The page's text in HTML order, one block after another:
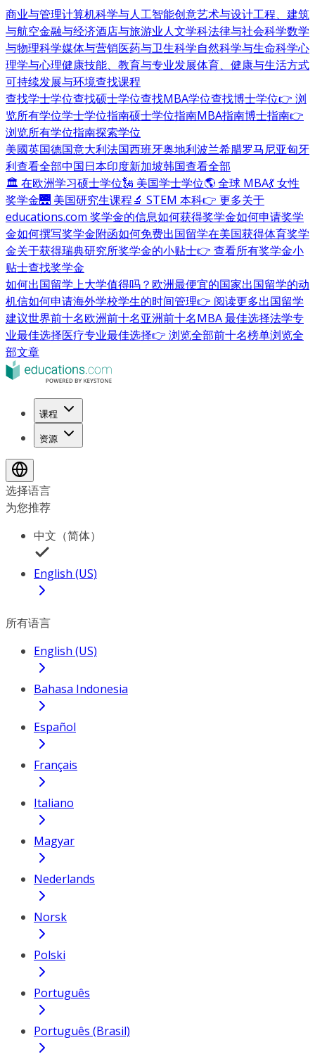
商业与管理计算机科学与人工智能创意艺术与设计工程、建筑
与航空金融与经济酒店与旅游业人文学科法律与社会科学数学
与物理科学媒体与营销医药与卫生科学自然科学与生命科学心
理学与心理健康技能、教育与专业发展体育、健康与生活方式
可持续发展与环境查找课程
查找学士学位查找硕士学位查找MBA学位查找博士学位👉 浏
览所有学位学士学位指南硕士学位指南MBA指南博士指南👉
浏览所有学位指南探索学位
美國英国德国意大利法国西班牙奥地利波兰希腊罗马尼亚匈牙
利查看全部中国日本印度新加坡韩国查看全部
🏛 在欧洲学习硕士学位🗽 美国学士学位🌎 全球 MBA💃 女性
奖学金🌉 美国研究生课程🔬 STEM 本科👉 更多关于
educations.com 奖学金的信息如何获得奖学金如何申请奖学
金如何撰写奖学金附函如何免费出国留学在美国获得体育奖学
金关于获得瑞典研究所奖学金的小贴士👉 查看所有奖学金小
贴士查找奖学金
如何出国留学上大学值得吗？ 欧洲最便宜的国家出国留学的动
机信如何申请海外学校学生的时间管理👉 阅读更多出国留学
建议世界前十名欧洲前十名亚洲前十名MBA 最佳选择法学专
业最佳选择医疗专业最佳选择👉 浏览全部前十名榜单浏览全
部文章
课程
资源
选择语言
为您推荐
中文（简体）
English (US)
所有语言
English (US)
Bahasa Indonesia
Español
Français
Italiano
Magyar
Nederlands
Norsk
Polski
Português
Português (Brasil)